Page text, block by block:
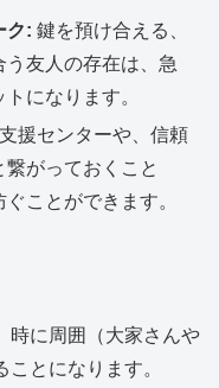
ク: 鍵を預け合える、
友人の存在は、急
になります。
援センターや、信頼
がっておくこと
ことができます。
時に周囲（大家さんや
とになります。